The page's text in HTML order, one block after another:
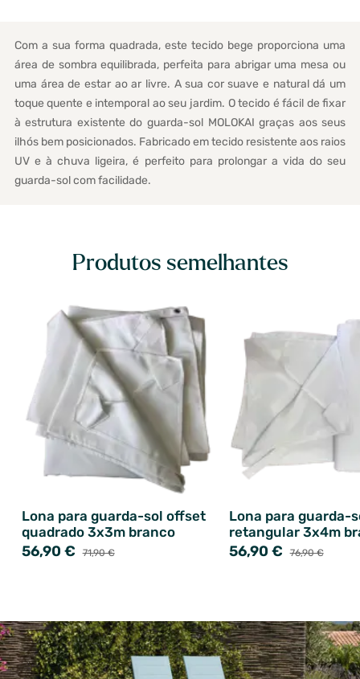
Com a sua forma quadrada, este tecido bege proporciona uma
área de sombra equilibrada, perfeita para abrigar uma mesa ou
uma área de estar ao ar livre. A sua cor suave e natural dá um
toque quente e intemporal ao seu jardim. O tecido é fácil de fixar
à estrutura existente do guarda-sol MOLOKAI graças aos seus
ilhós bem posicionados. Fabricado em tecido resistente aos raios
UV e à chuva ligeira, é perfeito para prolongar a vida do seu
guarda-sol com facilidade.
Produtos semelhantes
Lona para guarda-sol offset
quadrado 3x3m branco
56,90 € 71,90 €
Lona para guarda-
retangular 3x4m
56,90 € 76,90 €